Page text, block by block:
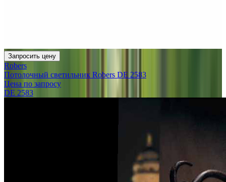
Запросить цену
Robers
Потолочный светильник Robers DE 2583
Цена по запросу
DE 2583